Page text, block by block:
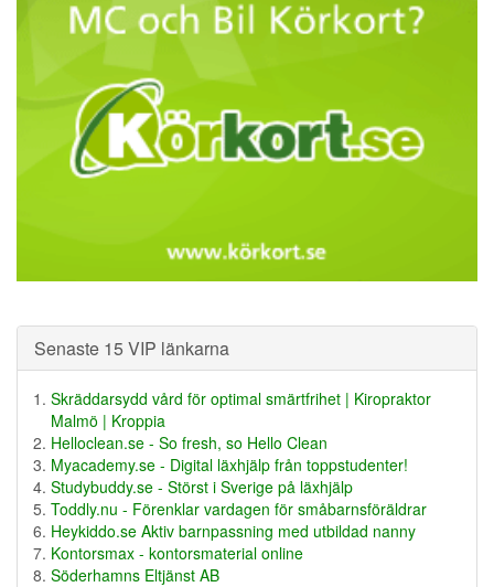
Senaste 15 VIP länkarna
Skräddarsydd vård för optimal smärtfrihet | Kiropraktor
Malmö | Kroppia
Helloclean.se - So fresh, so Hello Clean
Myacademy.se - Digital läxhjälp från toppstudenter!
Studybuddy.se - Störst i Sverige på läxhjälp
Toddly.nu - Förenklar vardagen för småbarnsföräldrar
Heykiddo.se Aktiv barnpassning med utbildad nanny
Kontorsmax - kontorsmaterial online
Söderhamns Eltjänst AB